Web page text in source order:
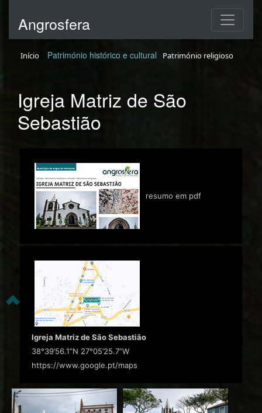
Angrosfera
Início Património histórico e cultural Património religioso
Igreja Matriz de São
Sebastião
resumo em pdf
Igreja Matriz de São Sebastião
38°39’56.1”N 27°05’25.7”W
https://www.google.pt/maps